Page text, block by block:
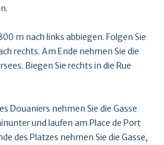
m nach links abbiegen. Folgen Sie
rechts. Am Ende nehmen Sie die
Biegen Sie rechts in die Rue
Douaniers nehmen Sie die Gasse
und laufen am Place de Port
des Platzes nehmen Sie die Gasse,